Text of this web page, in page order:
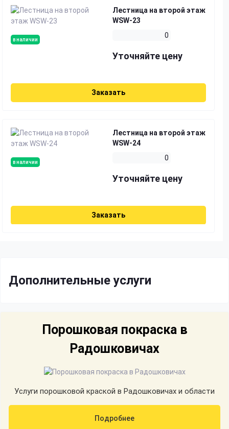
в наличии
Лестница на второй этаж
WSW-23
0
Уточняйте цену
Заказать
в наличии
Лестница на второй этаж
WSW-24
0
Уточняйте цену
Заказать
Дополнительные услуги
Порошковая покраска в
Радошковичах
Услуги порошковой краской в Радошковичах и области
Подробнее